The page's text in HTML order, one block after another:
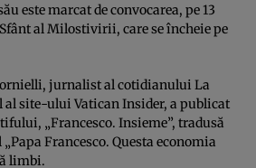
este marcat de convocarea, pe 13
al Milostivirii, care se încheie pe
jurnalist al cotidianului La
al site-ului Vatican Insider, a publicat
„Francesco. Insieme”, tradusă
Francesco. Questa economia
limbi.